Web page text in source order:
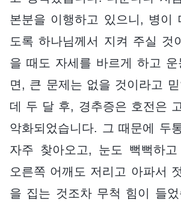
본분을 이행하고 있으니, 병이
도록 하나님께서 지켜 주실 것
을 때도 자세를 바르게 하고
면, 큰 문제는 없을 것이라고
데 두 달 후, 경추증은 호전은
악화되었습니다. 그 때문에 두
자주 찾아오고, 눈도 뻑뻑하고
오른쪽 어깨도 저리고 아파서
을 집는 것조차 무척 힘이 들